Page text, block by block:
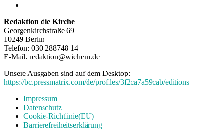
Redaktion die Kirche
Georgenkirchstraße 69
10249 Berlin
Telefon: 030 288748 14
E-Mail: redaktion@wichern.de
Unsere Ausgaben sind auf dem Desktop:
https://bc.pressmatrix.com/de/profiles/3f2ca7a59cab/editions
Impressum
Datenschutz
Cookie-Richtlinie(EU)
Barrierefreiheitserklärung